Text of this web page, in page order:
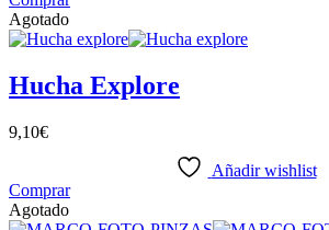
Agotado
Hucha Explore
9,10€
Añadir wishlist
Comprar
Agotado